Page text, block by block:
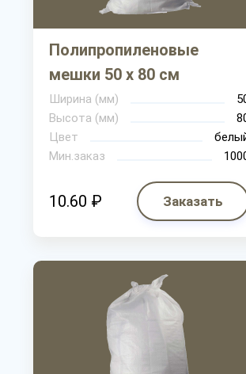
Полипропиленовые
мешки 50 х 80 см
Ширина (мм)
Высота (мм)
Цвет
Мин.заказ
10.60 ₽ Заказать